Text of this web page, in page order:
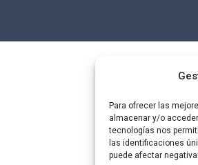
Para ofrecer las
almacenar y/o
tecnologías nos
las identificaciones
puede afectar